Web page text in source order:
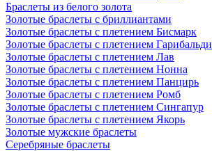
Браслеты из белого золота
Золотые браслеты с бриллиантами
Золотые браслеты с плетением Бисмарк
Золотые браслеты с плетением Гарибальди
Золотые браслеты с плетением Лав
Золотые браслеты с плетением Нонна
Золотые браслеты с плетением Панцирь
Золотые браслеты с плетением Ромб
Золотые браслеты с плетением Сингапур
Золотые браслеты с плетением Якорь
Золотые мужские браслеты
Серебряные браслеты